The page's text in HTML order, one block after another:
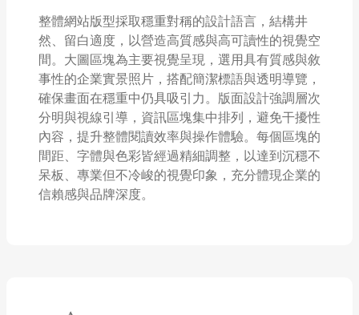
整體網站版型採取穩重對稱的設計語言，結構井
然、留白適度，以營造高質感與高可讀性的視覺空
間。大圖區塊為主要視覺呈現，選用具有質感與敘
事性的企業實景照片，搭配簡潔標語與透明導覽，
確保畫面在穩重中仍具吸引力。版面設計強調層次
分明與視線引導，資訊區塊集中排列，避免干擾性
內容，提升整體閱讀效率與操作體驗。每個區塊的
間距、字體與色彩皆經過精細調整，以達到沉穩不
呆板、專業但不冷峻的視覺印象，充分體現企業的
信賴感與品牌深度。